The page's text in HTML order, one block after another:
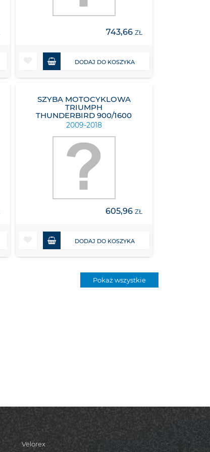
743,66ZŁ
DODAJ DO KOSZYKA
SZYBA MOTOCYKLOWA
TRIUMPH
THUNDERBIRD 900/1600
2009-2018
605,96ZŁ
DODAJ DO KOSZYKA
Pokaż wszystkie
Velorex